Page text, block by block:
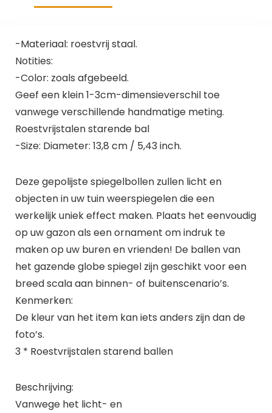
-Materiaal: roestvrij staal.
Notities:
-Color: zoals afgebeeld.
Geef een klein 1-3cm-dimensieverschil toe
vanwege verschillende handmatige meting.
Roestvrijstalen starende bal
-Size: Diameter: 13,8 cm / 5,43 inch.
Deze gepolijste spiegelbollen zullen licht en
objecten in uw tuin weerspiegelen die een
werkelijk uniek effect maken. Plaats het eenvoudig
op uw gazon als een ornament om indruk te
maken op uw buren en vrienden! De ballen van
het gazende globe spiegel zijn geschikt voor een
breed scala aan binnen- of buitenscenario’s.
Kenmerken:
De kleur van het item kan iets anders zijn dan de
foto’s.
3 * Roestvrijstalen starend ballen
Beschrijving:
Vanwege het licht- en